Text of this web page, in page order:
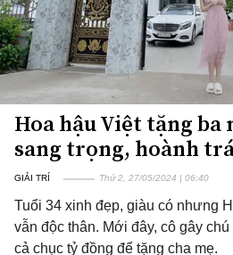
Hoa hậu Việt tặng
sang trọng, hoành
GIẢI TRÍ Thứ 2, 27/05/2024 | 06:40
Tuổi 34 xinh đẹp, giàu có nhưng
vẫn độc thân. Mới đây, cô gây
cả chục tỷ đồng để tặng cha mẹ.